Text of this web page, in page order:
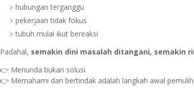
hubungan terganggu
pekerjaan tidak fokus
tubuh mulai ikut bereaksi
Padahal, semakin dini masalah ditangani, semakin
👉 Menunda bukan solusi.
👉 Memahami dan bertindak adalah langkah awal